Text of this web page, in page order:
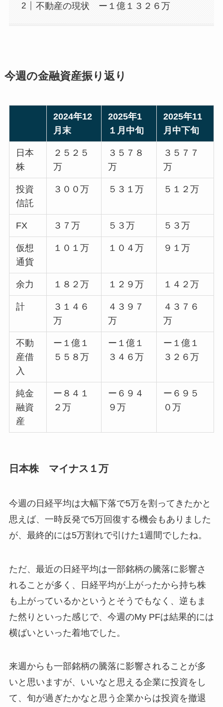
不動産の現状 ー１億１３２６万
今週の金融資産振り返り
2024年12
月末
2025年1
１月中旬
2025年11
月中下旬
日本
株
２５２５
万
３５７８
万
３５７７
万
投資
信託
３００万 ５３１万 ５１２万
FX ３７万 ５３万 ５３万
仮想
通貨
１０１万 １０４万 ９１万
余力 １８２万 １２９万 １４２万
計
３１４６
万
４３９７
万
４３７６
万
不動
産借
入
ー１億１
５５８万
ー１億１
３４６万
ー１億１
３２６万
純金
融資
産
ー８４１
２万
ー６９４
９万
ー６９５
０万
日本株 マイナス１万
今週の日経平均は大幅下落で5万を割ってきたかと
思えば、一時反発で5万回復する機会もありました
が、最終的には5万割れで引けた1週間でしたね。
ただ、最近の日経平均は一部銘柄の騰落に影響さ
れることが多く、日経平均が上がったから持ち株
も上がっているかというとそうでもなく、逆もま
た然りといった感じで、今週のMy PFは結果的には
横ばいといった着地でした。
来週からも一部銘柄の騰落に影響されることが多
いと思いますが、いいなと思える企業に投資をし
て、旬が過ぎたかなと思う企業からは投資を撤退